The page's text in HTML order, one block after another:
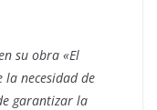
su obra «El
la necesidad de
garantizar la